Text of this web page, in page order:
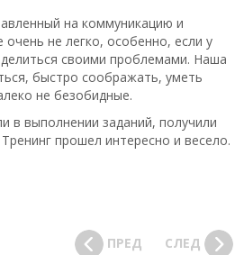
на коммуникацию и
не легко, особенно, если у
своими проблемами. Наша
быстро соображать, уметь
не безобидные.
в выполнении заданий, получили
прошел интересно и весело.
ПРЕД СЛЕД